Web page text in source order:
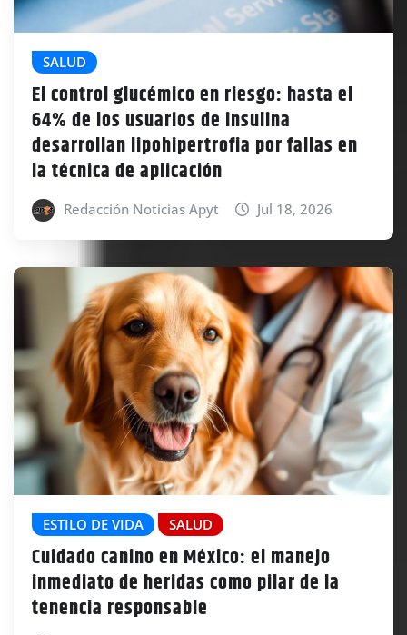
SALUD
El control glucémico en riesgo: hasta el
64% de los usuarios de insulina
desarrollan lipohipertrofia por fallas en
la técnica de aplicación
Redacción Noticias Apyt Jul 18, 2026
ESTILO DE VIDA SALUD
Cuidado canino en México: el manejo
inmediato de heridas como pilar de la
tenencia responsable